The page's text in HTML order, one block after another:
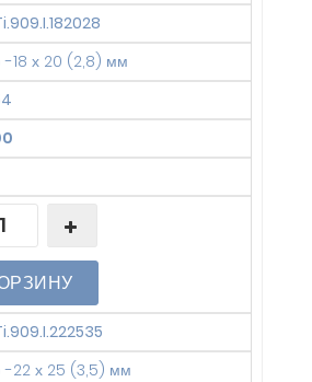
-18 х 20 (2,8) мм
-22 х 25 (3,5) мм